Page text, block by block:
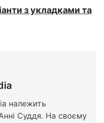
з укладками та
належить
Суддя. На своєму